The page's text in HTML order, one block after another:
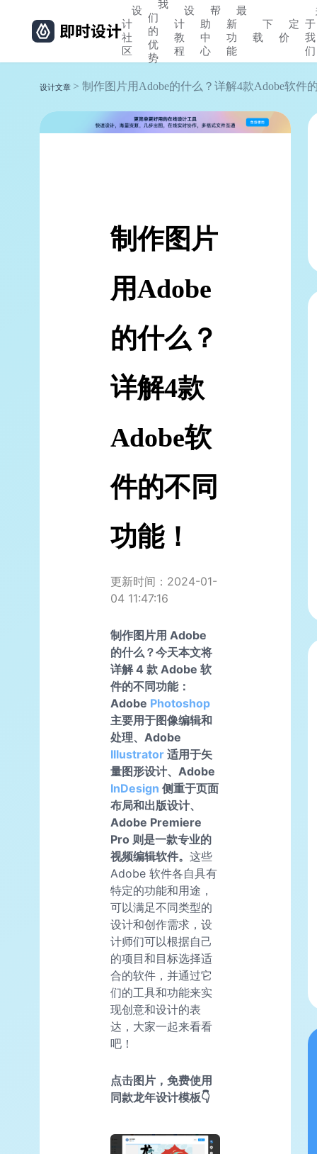
设
计
社
区
我
们
的
优
势
设
计
教
程
帮
助
中
心
最
新
功
能
下
载
定
价
于
我
们
设计文章 > 制作图片用Adobe的什么？详解4款Adobe软件
制作图片
用Adobe
的什么？
详解4款
Adobe软
件的不同
功能！
更新时间：2024-01-
04 11:47:16
制作图片用 Adobe
的什么？今天本文将
详解 4 款 Adobe 软
件的不同功能：
Adobe Photoshop
主要用于图像编辑和
处理、Adobe
Illustrator 适用于矢
量图形设计、Adobe
InDesign 侧重于页面
布局和出版设计、
Adobe Premiere
Pro 则是一款专业的
视频编辑软件。 这些
Adobe 软件各自具有
特定的功能和用途，
可以满足不同类型的
设计和创作需求，设
计师们可以根据自己
的项目和目标选择适
合的软件，并通过它
们的工具和功能来实
现创意和设计的表
达，大家一起来看看
吧！
点击图片，免费使用
同款龙年设计模板👇